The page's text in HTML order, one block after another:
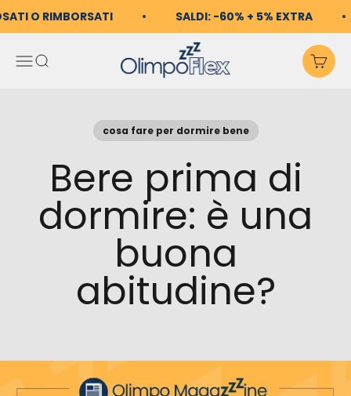
Vai al contenuto
O RIMBORSATI SALDI: -60% + 5% EXTRA
Apri il menu di
Mostra il menu di
OlimpoFlex
cosa fare per dormire bene
Bere prima di
dormire: è una
buona
abitudine?